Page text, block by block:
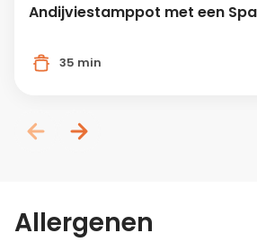
Andijviestamppot met een
35 min
Allergenen